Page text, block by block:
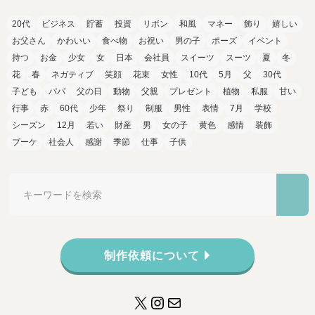
20代 ビジネス 貯蓄 投資 リボン 和風 マネー 飾り
嬉しい
お父さん
かわいい 食べ物 お祝い 男の子 ポーズ
イベント
持つ
お金 少女 女 日本 会社員 スイーツ スーツ 夏
冬
花
春 ネガティブ 笑顔 花束 女性 10代 5月 父
30代
子ども
パパ 父の日 動物 父親 プレゼント 植物 私服
甘い
行事
赤 60代 少年 祭り 制服 男性 表情 7月
学校
シーズン
12月 若い 財産 男 女の子 黄色 感情
装飾
ブーケ
社会人 感謝 季節 仕事 子供
制作依頼について
X Instagram
メール